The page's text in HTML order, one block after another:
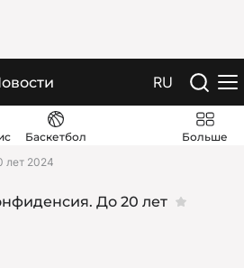
RU
Баскетбол
Больше
лет 2024
До 20 лет